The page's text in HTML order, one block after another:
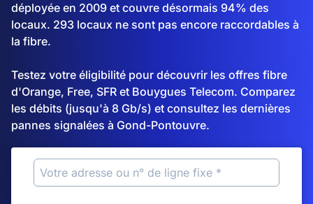
déployée en 2009 et couvre désormais 94% des
locaux. 293 locaux ne sont pas encore raccordables à
la fibre.
Testez votre éligibilité pour découvrir les offres fibre
d'Orange, Free, SFR et Bouygues Telecom. Comparez
les débits (jusqu'à 8 Gb/s) et consultez les dernières
pannes signalées à Gond-Pontouvre.